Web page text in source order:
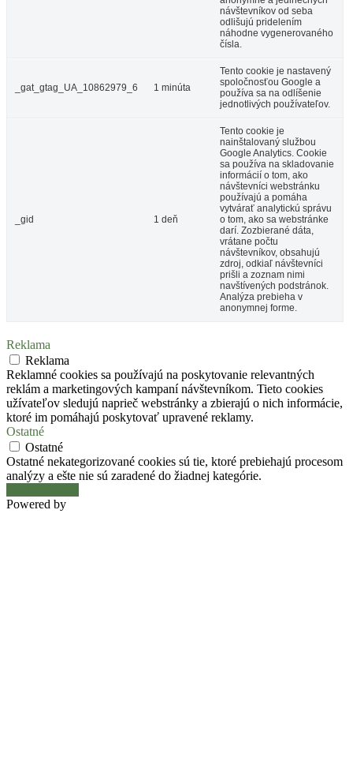
návštevníkov od seba
odlišujú pridelením
náhodne vygenerovaného
čísla.
_gat_gtag_UA_10862979_6 1 minúta
Tento cookie je nastavený
spoločnosťou Google a
používa sa na odlíšenie
jednotlivých používateľov.
_gid 1 deň
Tento cookie je
nainštalovaný službou
Google Analytics. Cookie
sa používa na skladovanie
informácií o tom, ako
návštevníci webstránku
používajú a pomáha
vytvárať analytickú správu
o tom, ako sa webstránke
darí. Zozbierané dáta,
vrátane počtu
návštevníkov, obsahujú
zdroj, odkiaľ návštevníci
prišli a zoznam nimi
navštívených podstránok.
Analýza prebieha v
anonymnej forme.
Reklama
Reklama
Reklamné cookies sa používajú na poskytovanie relevantných
reklám a marketingových kampaní návštevníkom. Tieto cookies
užívateľov sledujú naprieč webstránky a zbierajú o nich informácie,
ktoré im pomáhajú poskytovať upravené reklamy.
Ostatné
Ostatné
Ostatné nekategorizované cookies sú tie, ktoré prebiehajú procesom
analýzy a ešte nie sú zaradené do žiadnej kategórie.
Powered by